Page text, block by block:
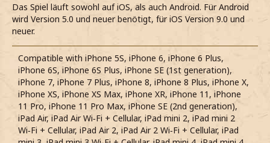
Das Spiel läuft sowohl auf iOS, als auch Android. Für Android
wird Version 5.0 und neuer benötigt, für iOS Version 9.0 und
neuer.
Compatible with iPhone 5S, iPhone 6, iPhone 6 Plus,
iPhone 6S, iPhone 6S Plus, iPhone SE (1st generation),
iPhone 7, iPhone 7 Plus, iPhone 8, iPhone 8 Plus, iPhone X,
iPhone XS, iPhone XS Max, iPhone XR, iPhone 11, iPhone
11 Pro, iPhone 11 Pro Max, iPhone SE (2nd generation),
iPad Air, iPad Air Wi‑Fi + Cellular, iPad mini 2, iPad mini 2
Wi‑Fi + Cellular, iPad Air 2, iPad Air 2 Wi‑Fi + Cellular, iPad